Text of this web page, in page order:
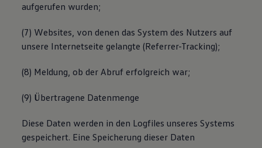
aufgerufen wurden;
(7) Websites, von denen das System des Nutzers auf
unsere Internetseite gelangte (Referrer-Tracking);
(8) Meldung, ob der Abruf erfolgreich war;
(9) Übertragene Datenmenge
Diese Daten werden in den Logfiles unseres Systems
gespeichert. Eine Speicherung dieser Daten